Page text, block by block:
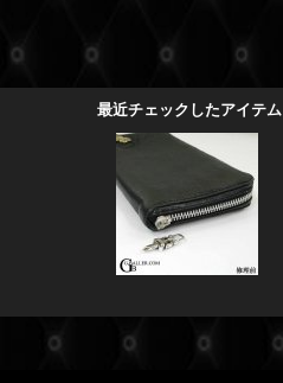
最近チェックしたアイテム